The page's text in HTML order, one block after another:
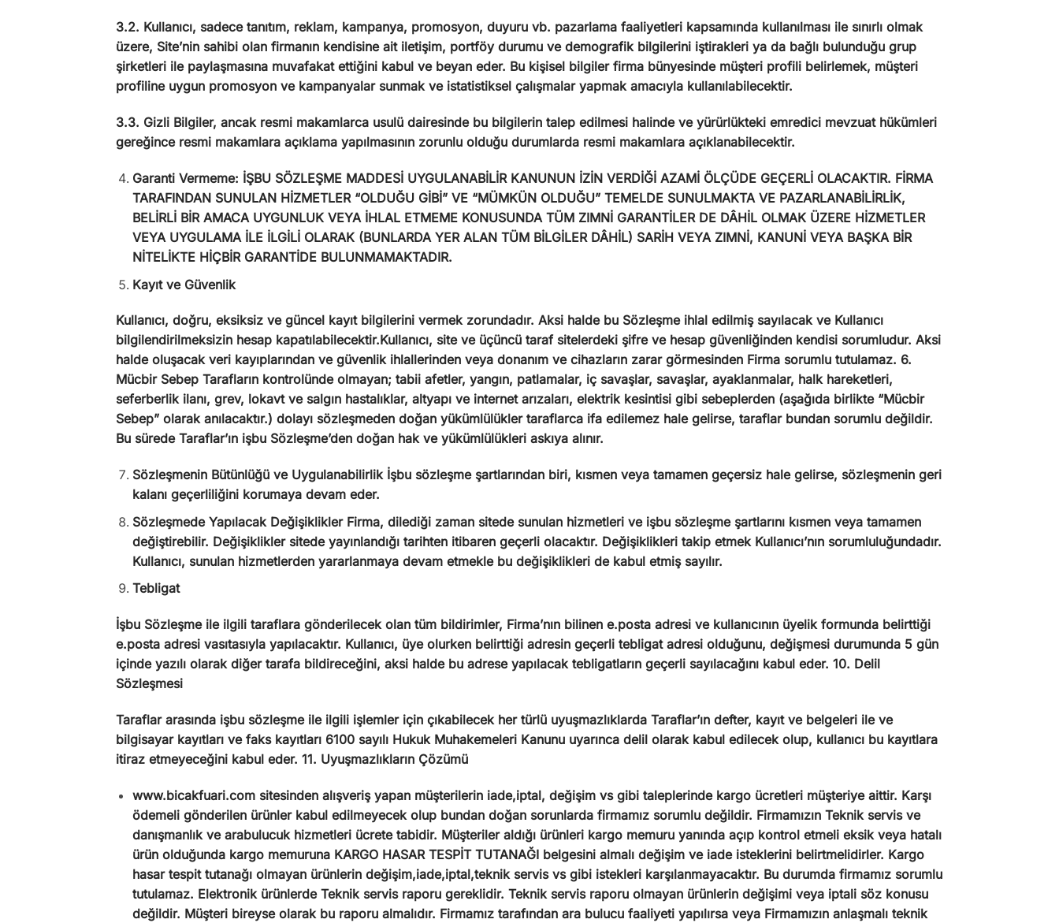
3.2. Kullanıcı, sadece tanıtım, reklam, kampanya, promosyon, duyuru vb. pazarlama faaliyetleri kapsamında kullanılması ile sınırlı olmak
üzere, Site’nin sahibi olan firmanın kendisine ait iletişim, portföy durumu ve demografik bilgilerini iştirakleri ya da bağlı bulunduğu grup
şirketleri ile paylaşmasına muvafakat ettiğini kabul ve beyan eder. Bu kişisel bilgiler firma bünyesinde müşteri profili belirlemek, müşteri
profiline uygun promosyon ve kampanyalar sunmak ve istatistiksel çalışmalar yapmak amacıyla kullanılabilecektir.
3.3. Gizli Bilgiler, ancak resmi makamlarca usulü dairesinde bu bilgilerin talep edilmesi halinde ve yürürlükteki emredici mevzuat hükümleri
gereğince resmi makamlara açıklama yapılmasının zorunlu olduğu durumlarda resmi makamlara açıklanabilecektir.
Garanti Vermeme: İŞBU SÖZLEŞME MADDESİ UYGULANABİLİR KANUNUN İZİN VERDİĞİ AZAMİ ÖLÇÜDE GEÇERLİ OLACAKTIR. FİRMA
TARAFINDAN SUNULAN HİZMETLER “OLDUĞU GİBİ” VE “MÜMKÜN OLDUĞU” TEMELDE SUNULMAKTA VE PAZARLANABİLİRLİK,
BELİRLİ BİR AMACA UYGUNLUK VEYA İHLAL ETMEME KONUSUNDA TÜM ZIMNİ GARANTİLER DE DÂHİL OLMAK ÜZERE HİZMETLER
VEYA UYGULAMA İLE İLGİLİ OLARAK (BUNLARDA YER ALAN TÜM BİLGİLER DÂHİL) SARİH VEYA ZIMNİ, KANUNİ VEYA BAŞKA BİR
NİTELİKTE HİÇBİR GARANTİDE BULUNMAMAKTADIR.
Kayıt ve Güvenlik
Kullanıcı, doğru, eksiksiz ve güncel kayıt bilgilerini vermek zorundadır. Aksi halde bu Sözleşme ihlal edilmiş sayılacak ve Kullanıcı
bilgilendirilmeksizin hesap kapatılabilecektir.Kullanıcı, site ve üçüncü taraf sitelerdeki şifre ve hesap güvenliğinden kendisi sorumludur. Aksi
halde oluşacak veri kayıplarından ve güvenlik ihlallerinden veya donanım ve cihazların zarar görmesinden Firma sorumlu tutulamaz. 6.
Mücbir Sebep Tarafların kontrolünde olmayan; tabii afetler, yangın, patlamalar, iç savaşlar, savaşlar, ayaklanmalar, halk hareketleri,
seferberlik ilanı, grev, lokavt ve salgın hastalıklar, altyapı ve internet arızaları, elektrik kesintisi gibi sebeplerden (aşağıda birlikte “Mücbir
Sebep” olarak anılacaktır.) dolayı sözleşmeden doğan yükümlülükler taraflarca ifa edilemez hale gelirse, taraflar bundan sorumlu değildir.
Bu sürede Taraflar’ın işbu Sözleşme’den doğan hak ve yükümlülükleri askıya alınır.
Sözleşmenin Bütünlüğü ve Uygulanabilirlik İşbu sözleşme şartlarından biri, kısmen veya tamamen geçersiz hale gelirse, sözleşmenin geri
kalanı geçerliliğini korumaya devam eder.
Sözleşmede Yapılacak Değişiklikler Firma, dilediği zaman sitede sunulan hizmetleri ve işbu sözleşme şartlarını kısmen veya tamamen
değiştirebilir. Değişiklikler sitede yayınlandığı tarihten itibaren geçerli olacaktır. Değişiklikleri takip etmek Kullanıcı’nın sorumluluğundadır.
Kullanıcı, sunulan hizmetlerden yararlanmaya devam etmekle bu değişiklikleri de kabul etmiş sayılır.
Tebligat
İşbu Sözleşme ile ilgili taraflara gönderilecek olan tüm bildirimler, Firma’nın bilinen e.posta adresi ve kullanıcının üyelik formunda belirttiği
e.posta adresi vasıtasıyla yapılacaktır. Kullanıcı, üye olurken belirttiği adresin geçerli tebligat adresi olduğunu, değişmesi durumunda 5 gün
içinde yazılı olarak diğer tarafa bildireceğini, aksi halde bu adrese yapılacak tebligatların geçerli sayılacağını kabul eder. 10. Delil
Sözleşmesi
Taraflar arasında işbu sözleşme ile ilgili işlemler için çıkabilecek her türlü uyuşmazlıklarda Taraflar’ın defter, kayıt ve belgeleri ile ve
bilgisayar kayıtları ve faks kayıtları 6100 sayılı Hukuk Muhakemeleri Kanunu uyarınca delil olarak kabul edilecek olup, kullanıcı bu kayıtlara
itiraz etmeyeceğini kabul eder. 11. Uyuşmazlıkların Çözümü
www.bicakfuari.com sitesinden alışveriş yapan müşterilerin iade,iptal, değişim vs gibi taleplerinde kargo ücretleri müşteriye aittir. Karşı
ödemeli gönderilen ürünler kabul edilmeyecek olup bundan doğan sorunlarda firmamız sorumlu değildir. Firmamızın Teknik servis ve
danışmanlık ve arabulucuk hizmetleri ücrete tabidir. Müşteriler aldığı ürünleri kargo memuru yanında açıp kontrol etmeli eksik veya hatalı
ürün olduğunda kargo memuruna KARGO HASAR TESPİT TUTANAĞI belgesini almalı değişim ve iade isteklerini belirtmelidirler. Kargo
hasar tespit tutanağı olmayan ürünlerin değişim,iade,iptal,teknik servis vs gibi istekleri karşılanmayacaktır. Bu durumda firmamız sorumlu
tutulamaz. Elektronik ürünlerde Teknik servis raporu gereklidir. Teknik servis raporu olmayan ürünlerin değişimi veya iptali söz konusu
değildir. Müşteri bireyse olarak bu raporu almalıdır. Firmamız tarafından ara bulucu faaliyeti yapılırsa veya Firmamızın anlaşmalı teknik